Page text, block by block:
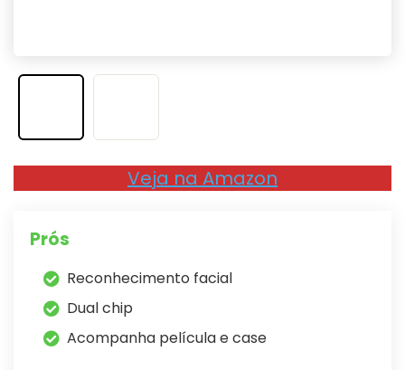
Veja na Amazon
Prós
Reconhecimento facial
Dual chip
Acompanha película e case